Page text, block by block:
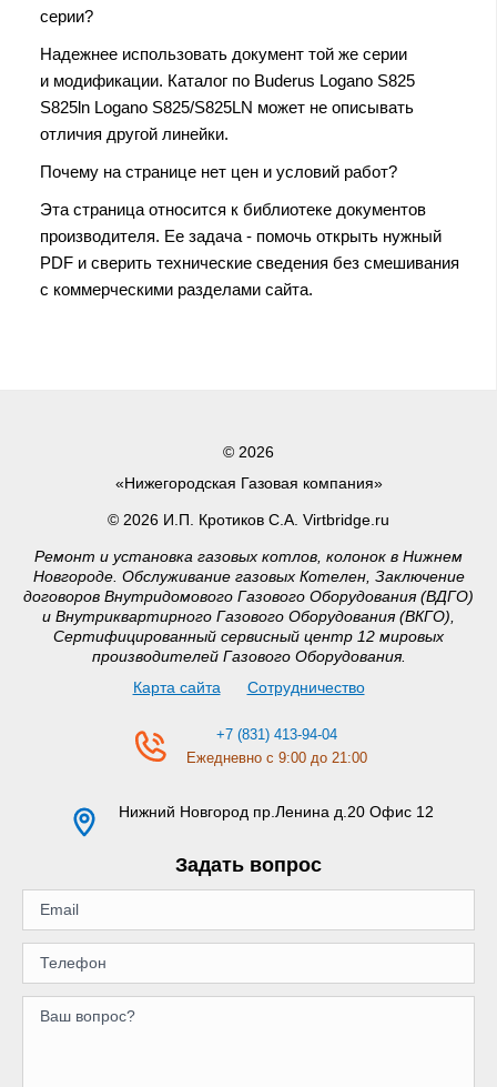
серии?
Надежнее использовать документ той же серии
и модификации. Каталог по Buderus Logano S825
S825ln Logano S825/S825LN может не описывать
отличия другой линейки.
Почему на странице нет цен и условий работ?
Эта страница относится к библиотеке документов
производителя. Ее задача - помочь открыть нужный
PDF и сверить технические сведения без смешивания
с коммерческими разделами сайта.
© 2026
«Нижегородская Газовая компания»
© 2026 И.П. Кротиков С.А. Virtbridge.ru
Ремонт и установка газовых котлов, колонок в Нижнем
Новгороде. Обслуживание газовых Котелен, Заключение
договоров Внутридомового Газового Оборудования (ВДГО)
и Внутриквартирного Газового Оборудования (ВКГО),
Сертифицированный сервисный центр 12 мировых
производителей Газового Оборудования.
Карта сайта
Сотрудничество
+7 (831) 413-94-04
Ежедневно с 9:00 до 21:00
Нижний Новгород пр.Ленина д.20 Офис 12
Задать вопрос